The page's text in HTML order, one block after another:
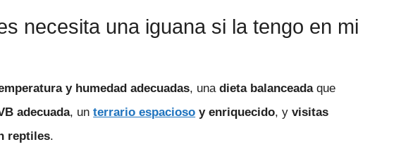
necesita una iguana si la tengo en mi
y humedad adecuadas, unadieta balanceadaque
adecuada, unterrario espacioso y enriquecido, yvisitas
reptiles.